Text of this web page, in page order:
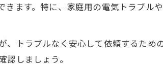
ます。特に、家庭用の電気トラブル
トラブルなく安心して依頼するため
しましょう。